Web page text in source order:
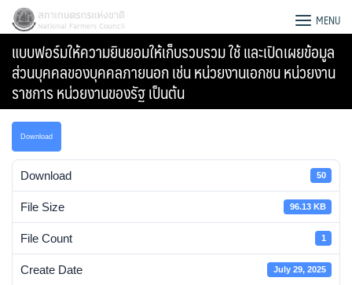
Skip
content
สภาเกษตรกรแห่งชาติ MENU
แบบฟอร์มให้ความยินยอมให้เก็บรวบรวม ใช้ และเปิดเผยข้อมูล
ส่วนบุคคลของบุคคลภายนอก เช่น หน่วยงานเอกชน หน่วยงาน
ราชการ หน่วยงานของรัฐ เป็นต้น
Download
Download 50
File Size 96.13 KB
File Count 1
Create Date July 29, 2025